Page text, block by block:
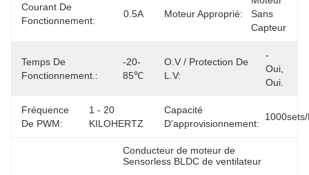
Courant De
Fonctionnement:
0.5A Moteur Approprié:
Sans
Capteur
Temps De
Fonctionnement.:
-20-
85℃
O.V / Protection De
L.V:
-
Oui,
Oui.
Fréquence
De PWM:
1 - 20
KILOHERTZ
Capacité
D'approvisionnement:
Conducteur de moteur de
Sensorless BLDC de ventilateur